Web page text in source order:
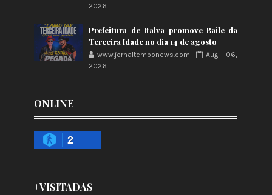
2026
Prefeitura de Italva promove Baile da
Terceira Idade no dia 14 de agosto
www.jornaltemponews.com
Aug 06,
2026
ONLINE
2
+VISITADAS